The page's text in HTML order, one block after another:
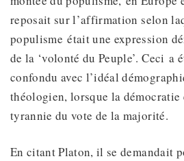
reposait sur l’affirmation selon
populisme était une expression
de la ‘volonté du Peuple’. Ceci a
confondu avec l’idéal
théologien, lorsque la démocratie
tyrannie du vote de la majorité.
En citant Platon, il se demandait